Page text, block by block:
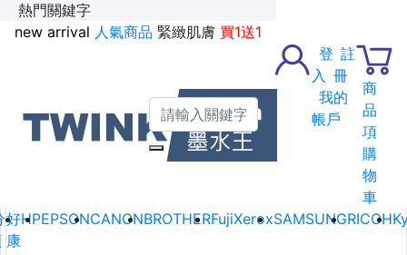
熱門關鍵字
new arrival 人氣商品 緊緻肌膚 買1送1
登
入
註
冊
我的
帳戶
商
品
項
購
物
車
好
康
HPEPSONCANONBROTHERFujiXeroxSAMSUNGRICOH